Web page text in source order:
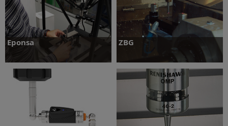
Eponsa
Daha fazlasını öğrenin
ZBG
Daha fazlasını öğrenin